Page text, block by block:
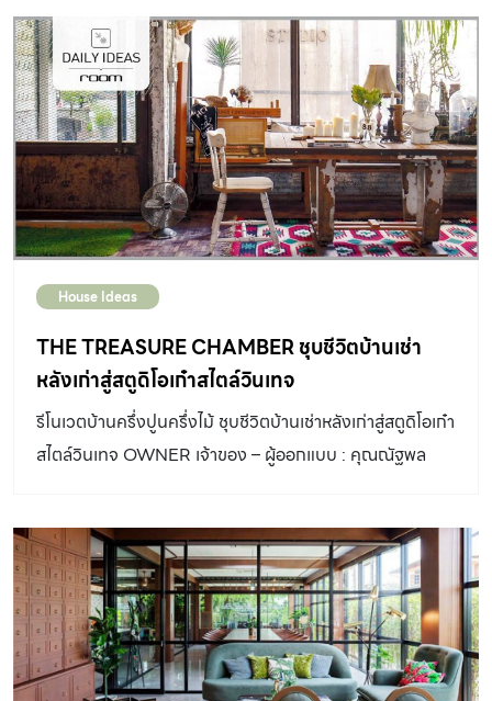
House Ideas
THE TREASURE CHAMBER ชุบชีวิตบ้านเช่า
หลังเก่าสู่สตูดิโอเก๋าสไตล์วินเทจ
รีโนเวตบ้านครึ่งปูนครึ่งไม้ ชุบชีวิตบ้านเช่าหลังเก่าสู่สตูดิโอเก๋า
สไตล์วินเทจ OWNER เจ้าของ – ผู้ออกแบบ : คุณณัฐพล
เพ็ชร์ ต้องการบ้านหลังใหม่ในย่านพระราม 9 ที่สามารถเดิน
ทางไปทำงานได้สะดวกแต่เพราะที่ดินในย่านนี้มีราคาสูง เขาจึง
ต้องตัดสินใจเช่าบ้านเก่าระยะยาวถึง 7 ปี เพื่อรีโนเวตปรับปรุง
เป็นที่พักอาศัยและเพิ่มฟังก์ชันพิเศษด้วยการต่อเติมสตูดิโอ
ถ่ายภาพเผื่อกรณีที่ต้องทำงานอยู่บ้าน พื้นที่ : 320 ตาราง
เมตร งบประมาณ : 800,000 บาท ระยะเวลา : 2 เดือน